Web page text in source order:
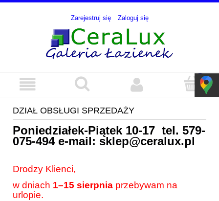
Zarejestruj się Zaloguj się
DZIAŁ OBSŁUGI SPRZEDAŻY
Poniedziałek-Piątek 10-17 tel. 579-
075-494e-mail: sklep@ceralux.pl
Drodzy Klienci,
w dniach 1–15 sierpnia przebywam na
urlopie.